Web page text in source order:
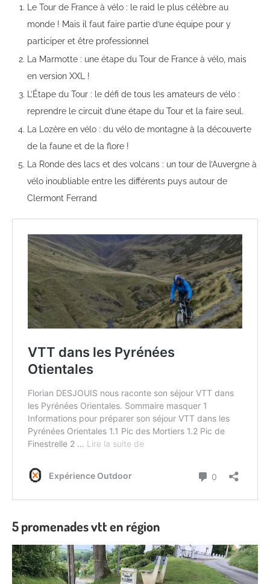
Le Tour de France à vélo : le raid le plus célèbre au
monde ! Mais il faut faire partie d’une équipe pour y
participer et être professionnel
La Marmotte : une étape du Tour de France à vélo, mais
en version XXL !
L’Étape du Tour : le défi de tous les amateurs de vélo :
reprendre le circuit d’une étape du Tour et la faire seul.
La Lozère en vélo : du vélo de montagne à la découverte
de la faune et de la flore !
La Ronde des lacs et des volcans : un tour de l’Auvergne à
vélo inoubliable entre les différents puys autour de
Clermont Ferrand
5 promenades vtt en région